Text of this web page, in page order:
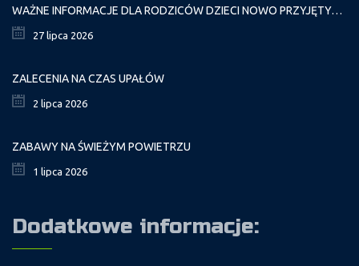
WAŻNE INFORMACJE DLA RODZICÓW DZIECI NOWO PRZYJĘTYCH GR. I
27 lipca 2026
ZALECENIA NA CZAS UPAŁÓW
2 lipca 2026
ZABAWY NA ŚWIEŻYM POWIETRZU
1 lipca 2026
Dodatkowe informacje: